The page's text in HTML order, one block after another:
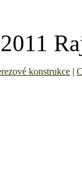
konstrukce |